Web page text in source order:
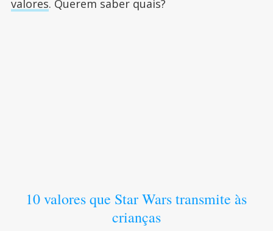
valores. Querem saber quais?
10 valores que Star Wars transmite às
crianças